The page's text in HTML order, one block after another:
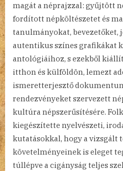
magát a néprajzzal: gyűjtött
fordított népköltészetet és
tanulmányokat, bevezetőket,
autentikus színes grafikákat
antológiáihoz, s ezekből
itthon és külföldön, lemezt
ismeretterjesztő
rendezvényeket szervezett
kultúra népszerűsítésére.
kiegészítette nyelvészeti,
kutatásokkal, hogy a
követelményeinek is eleget
túllépve a cigányság teljes